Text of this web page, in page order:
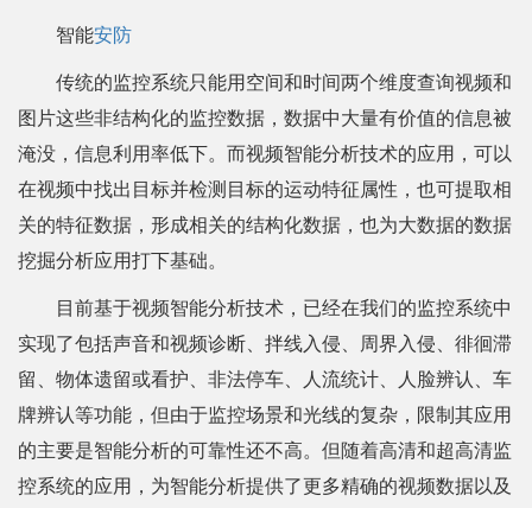
智能安防
传统的监控系统只能用空间和时间两个维度查询视频和
图片这些非结构化的监控数据，数据中大量有价值的信息被
淹没，信息利用率低下。而视频智能分析技术的应用，可以
在视频中找出目标并检测目标的运动特征属性，也可提取相
关的特征数据，形成相关的结构化数据，也为大数据的数据
挖掘分析应用打下基础。
目前基于视频智能分析技术，已经在我们的监控系统中
实现了包括声音和视频诊断、拌线入侵、周界入侵、徘徊滞
留、物体遗留或看护、非法停车、人流统计、人脸辨认、车
牌辨认等功能，但由于监控场景和光线的复杂，限制其应用
的主要是智能分析的可靠性还不高。但随着高清和超高清监
控系统的应用，为智能分析提供了更多精确的视频数据以及